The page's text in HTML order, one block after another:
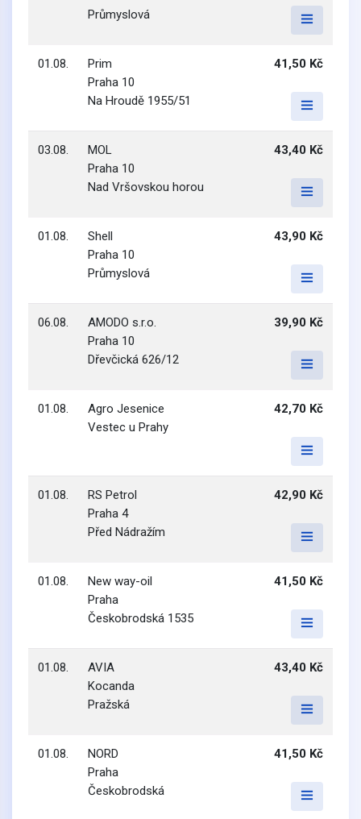
Průmyslová
01.08.
Prim
Praha 10
Na Hroudě 1955/51
41,50 Kč
03.08.
MOL
Praha 10
Nad Vršovskou horou
43,40 Kč
01.08.
Shell
Praha 10
Průmyslová
43,90 Kč
06.08.
AMODO s.r.o.
Praha 10
Dřevčická 626/12
39,90 Kč
01.08.
Agro Jesenice
Vestec u Prahy
42,70 Kč
01.08.
RS Petrol
Praha 4
Před Nádražím
42,90 Kč
01.08.
New way-oil
Praha
Českobrodská 1535
41,50 Kč
01.08.
AVIA
Kocanda
Pražská
43,40 Kč
01.08.
NORD
Praha
Českobrodská
41,50 Kč